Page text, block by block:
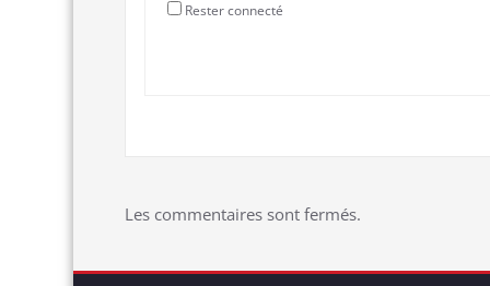
Rester connecté
Les commentaires sont fermés.